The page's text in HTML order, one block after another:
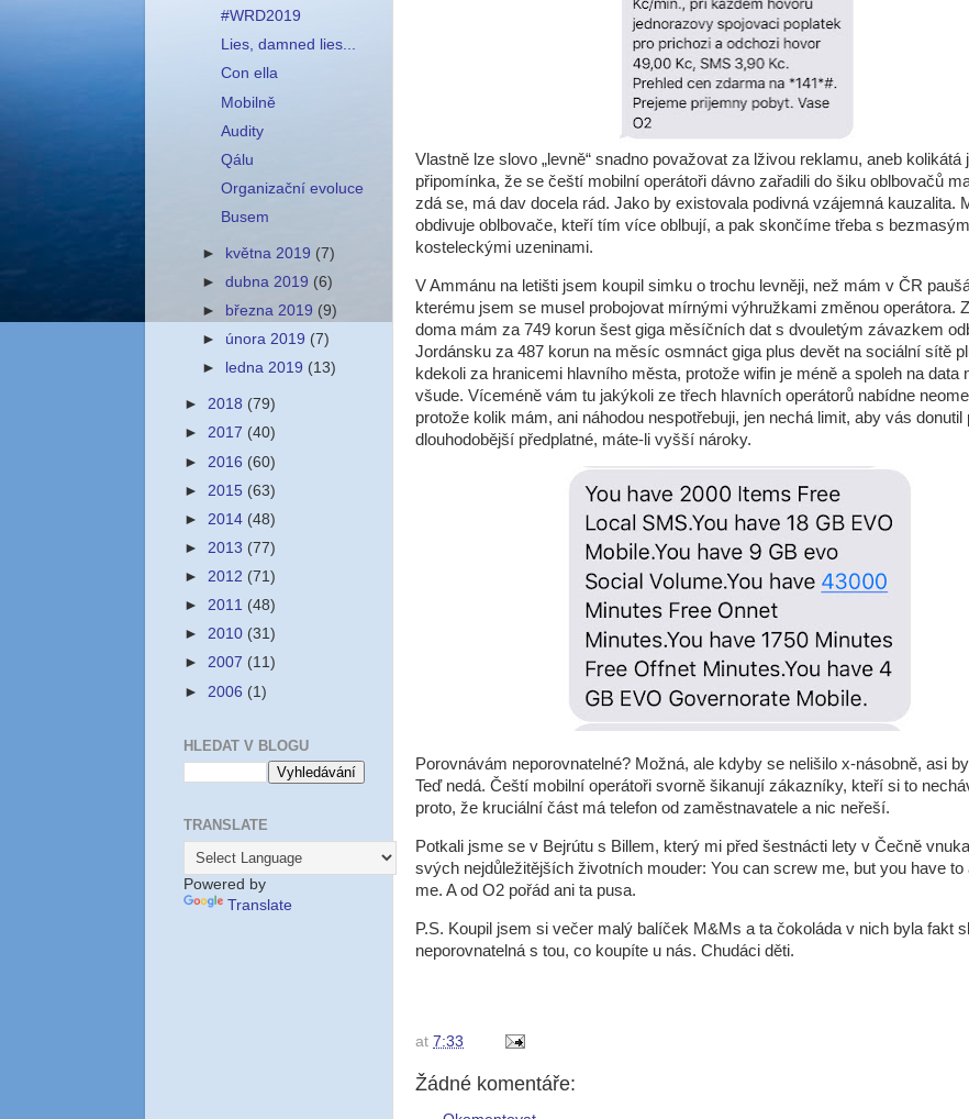
Vlastně lze slovo „levně“ snadno považovat za lživou reklamu, aneb kolikátá
připomínka, že se čeští mobilní operátoři dávno zařadili do šiku oblbovačů
zdá se, má dav docela rád. Jako by existovala podivná vzájemná kauzalita.
obdivuje oblbovače, kteří tím více oblbují, a pak skončíme třeba s
kosteleckými uzeninami.
V Ammánu na letišti jsem koupil simku o trochu levněji, než mám v ČR
kterému jsem se musel probojovat mírnými výhružkami změnou operátora.
doma mám za 749 korun šest giga měsíčních dat s dvouletým závazkem
Jordánsku za 487 korun na měsíc osmnáct giga plus devět na sociální sítě
kdekoli za hranicemi hlavního města, protože wifin je méně a spoleh na data
všude. Víceméně vám tu jakýkoli ze třech hlavních operátorů nabídne
protože kolik mám, ani náhodou nespotřebuji, jen nechá limit, aby vás donutil
dlouhodobější předplatné, máte-li vyšší nároky.
Porovnávám neporovnatelné? Možná, ale kdyby se nelišilo x-násobně, asi
Teď nedá. Čeští mobilní operátoři svorně šikanují zákazníky, kteří si to
proto, že kruciální část má telefon od zaměstnavatele a nic neřeší.
Potkali jsme se v Bejrútu s Billem, který mi před šestnácti lety v Čečně
svých nejdůležitějších životních mouder: You can screw me, but you have to
me. A od O2 pořád ani ta pusa.
P.S. Koupil jsem si večer malý balíček M&Ms a ta čokoláda v nich byla fakt
neporovnatelná s tou, co koupíte u nás. Chudáci děti.
at 7:33
Žádné komentáře:
#WRD2019
Lies, damned lies...
Con ella
Mobilně
Audity
Qálu
Organizační evoluce
Busem
► května 2019 (7)
►dubna 2019 (6)
►
března 2019 (9)
► února 2019 (7)
►
ledna 2019 (13)
► 2018 (79)
► 2017 (40)
► 2016 (60)
► 2015 (63)
► 2014 (48)
► 2013 (77)
► 2012 (71)
► 2011 (48)
► 2010 (31)
► 2007 (11)
► 2006 (1)
HLEDAT V BLOGU
TRANSLATE
Powered by
Translate